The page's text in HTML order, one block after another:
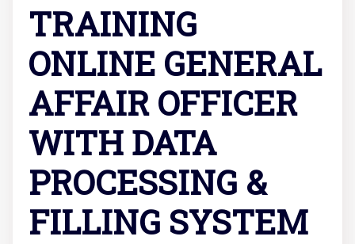
TRAINING
ONLINE GENERAL
AFFAIR OFFICER
WITH DATA
PROCESSING &
FILLING SYSTEM